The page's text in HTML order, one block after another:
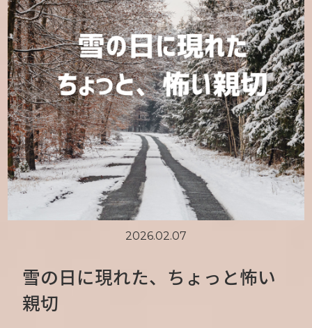
2026.02.07
雪の日に現れた、ちょっと怖い
親切